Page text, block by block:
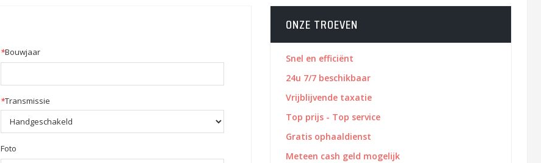
*Bouwjaar
*Transmissie
Foto
ONZE TROEVEN
Snel en efficiënt
24u 7/7 beschikbaar
Vrijblijvende taxatie
Top prijs - Top service
Gratis ophaaldienst
Meteen cash geld mogelijk